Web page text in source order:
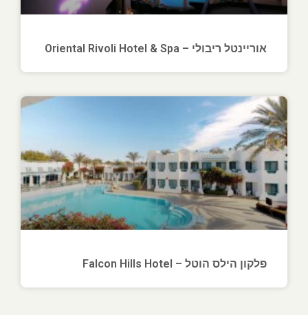
אוריינטל ריבולי – Oriental Rivoli Hotel & Spa
פלקון הילס הוטל – Falcon Hills Hotel